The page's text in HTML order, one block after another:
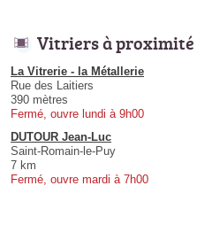
Vitriers à proximité
La Vitrerie - la Métallerie
Rue des Laitiers
390 mètres
Fermé, ouvre lundi à 9h00
DUTOUR Jean-Luc
Saint-Romain-le-Puy
7 km
Fermé, ouvre mardi à 7h00